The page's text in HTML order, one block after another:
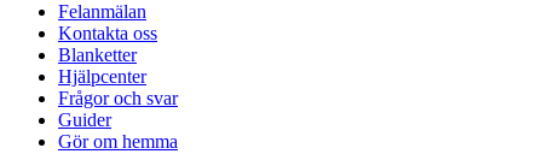
Felanmälan
Kontakta oss
Blanketter
Hjälpcenter
Frågor och svar
Guider
Gör om hemma